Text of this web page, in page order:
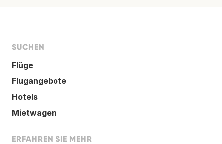
SUCHEN
Flüge
Flugangebote
Hotels
Mietwagen
ERFAHREN SIE MEHR